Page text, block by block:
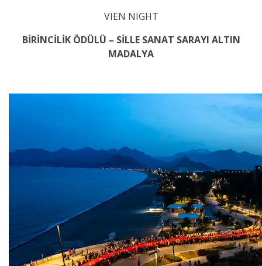
VIEN NIGHT
BİRİNCİLİK ÖDÜLÜ – SİLLE SANAT SARAYI ALTIN
MADALYA